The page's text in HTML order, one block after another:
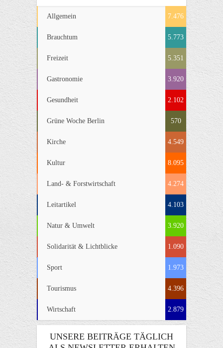
Allgemein 7.476
Brauchtum 5.773
Freizeit 5.351
Gastronomie 3.920
Gesundheit 2.102
Grüne Woche Berlin 570
Kirche 4.549
Kultur 8.095
Land- & Forstwirtschaft 4.274
Leitartikel 4.103
Natur & Umwelt 3.920
Solidarität & Lichtblicke 1.090
Sport 1.973
Tourismus 4.396
Wirtschaft 2.879
UNSERE BEITRÄGE TÄGLICH